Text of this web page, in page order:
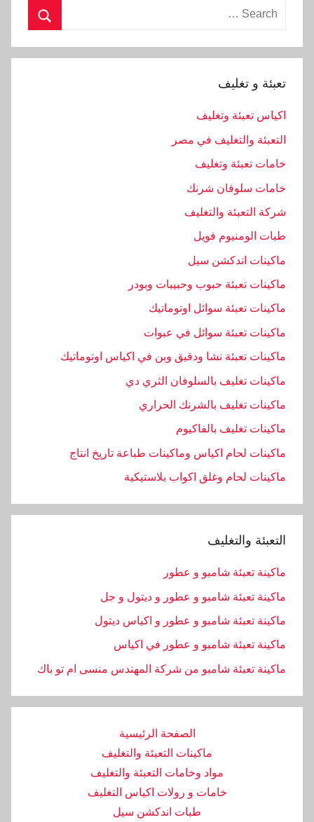
Search
تعبئة و تغليف
اكياس تعبئة وتغليف
التعبئة والتغليف في مصر
خامات تعبئة وتغليف
خامات سلوفان شرنك
شركة التعبئة والتغليف
طبات الومنيوم فويل
ماكينات اندكشن سيل
ماكينات تعبئة حبوب وحبيبات وبودر
ماكينات تعبئة سوائل اوتوماتيك
ماكينات تعبئة سوائل في عبوات
ماكينات تعبئة نشا ودقيق وبن في اكياس اوتوماتيك
ماكينات تغليف بالسلوفان الثري دي
ماكينات تغليف بالشرنك الحراري
ماكينات تغليف بالفاكيوم
ماكينات لحام اكياس وماكينات طباعة تاريخ انتاج
ماكينات لحام وغلق اكواب بلاستيكية
التعبئة والتغليف
ماكينة تعبئة شامبو و عطور
ماكينة تعبئة شامبو و عطور و ديتول و جل
ماكينة تعبئة شامبو و عطور و اكياس ديتول
ماكينة تعبئة شامبو و عطور في اكياس
ماكينة تعبئة شامبو من شركة المهندس منسى ام تو باك
الصفحة الرئيسية
ماكينات التعبئة والتغليف
مواد وخامات التعبئة والتغليف
خامات و رولات اكياس التغليف
طبات اندكشن سيل